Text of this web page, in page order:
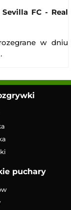
FC - Real
w dniu
puchary